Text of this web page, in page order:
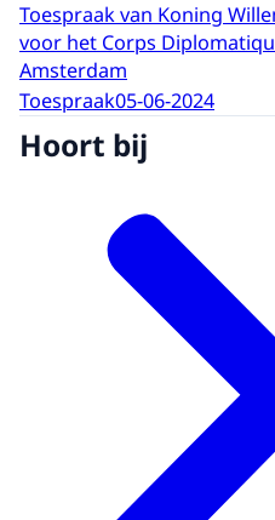
Toespraak van Koning
voor het Corps
Amsterdam
Toespraak05-06-2024
Hoort bij